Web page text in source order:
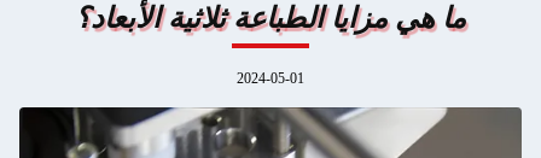
ما هي مزايا الطباعة ثلاثية الأبعاد؟
2024-05-01